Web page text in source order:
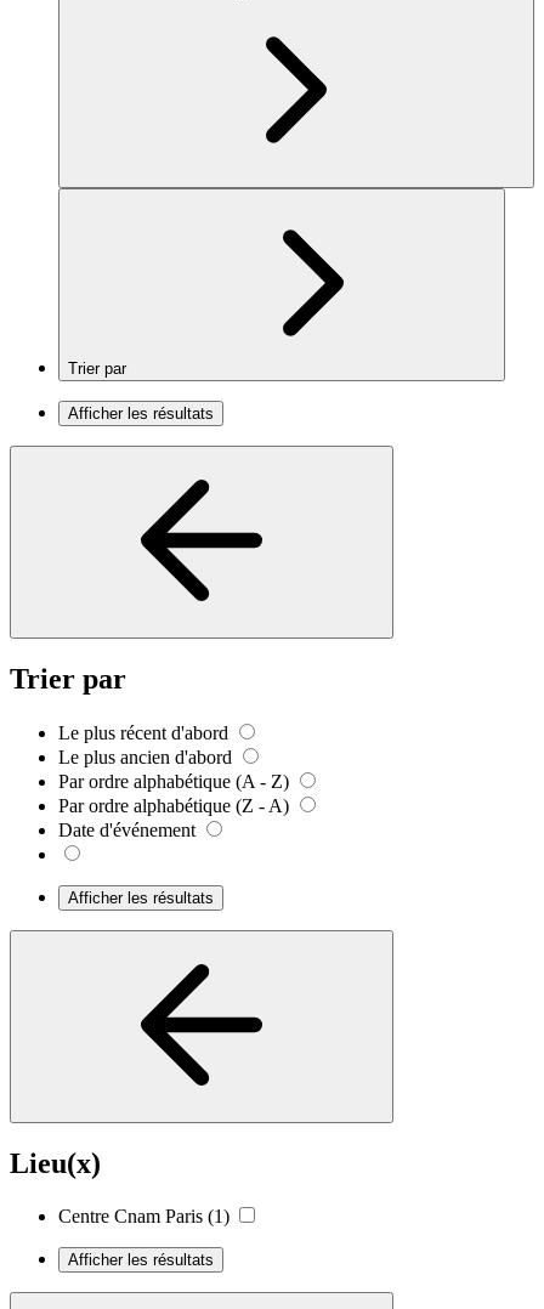
Trier par
Afficher les résultats
Trier par
Le plus récent d'abord
Le plus ancien d'abord
Par ordre alphabétique (A - Z)
Par ordre alphabétique (Z - A)
Date d'événement
Afficher les résultats
Lieu(x)
Centre Cnam Paris (1)
Afficher les résultats